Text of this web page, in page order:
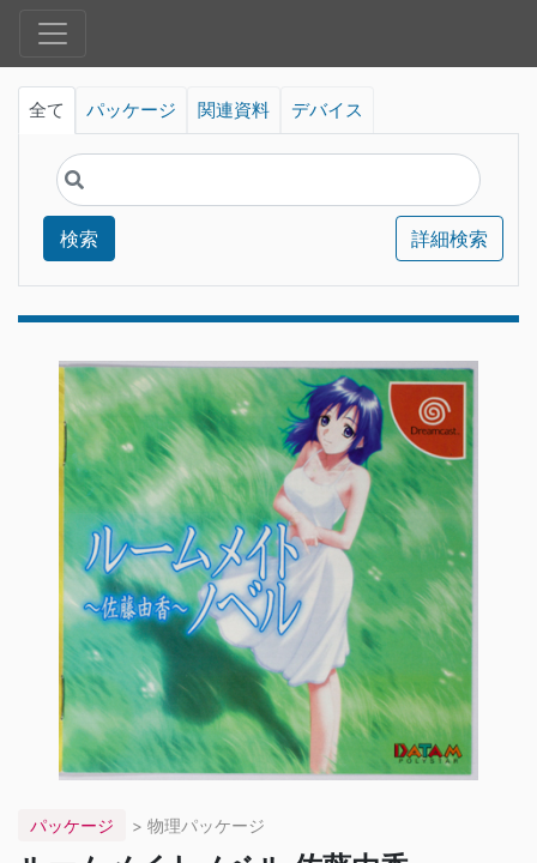
全て パッケージ 関連資料 デバイス
検索 詳細検索
パッケージ > 物理パッケージ